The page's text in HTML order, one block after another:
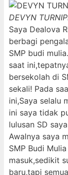
DEVYN TURNIP
Saya Dealova
berbagi
SMP budi
saat
bersekolah di
sekali! Pada
ini,Saya selalu
ini saya tidak
lulusan SD
Awalnya saya
SMP Budi
masuk,sedikit
baru,tapi